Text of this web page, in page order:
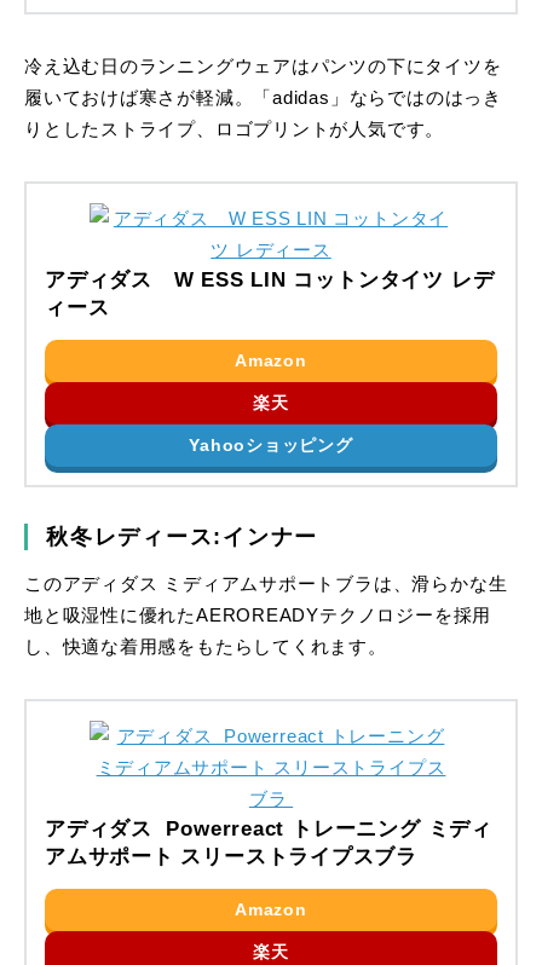
冷え込む日のランニングウェアはパンツの下にタイツを
履いておけば寒さが軽減。「adidas」ならではのはっき
りとしたストライプ、ロゴプリントが人気です。
アディダス W ESS LIN コットンタイツ レデ
ィース
Amazon
楽天
Yahooショッピング
秋冬レディース:インナー
このアディダス ミディアムサポートブラは、滑らかな生
地と吸湿性に優れたAEROREADYテクノロジーを採用
し、快適な着用感をもたらしてくれます。
アディダス Powerreact トレーニング ミディ
アムサポート スリーストライプスブラ
Amazon
楽天